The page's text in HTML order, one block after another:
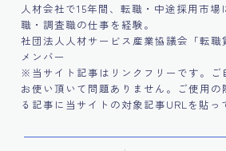
人材会社で15年間、転職・中途採用市
職・調査職の仕事を経験。
社団法人人材サービス産業協議会「転職
メンバー
※当サイト記事はリンクフリーです。ご
お使い頂いて問題ありません。ご使用
る記事に当サイトの対象記事URLを貼っ